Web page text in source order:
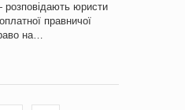
розповідають юристи
правничої
на…